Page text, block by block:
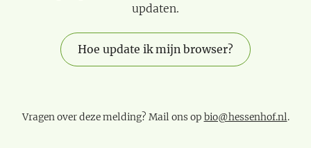
updaten.
Hoe update ik mijn browser?
Vragen over deze melding? Mail ons op bio@hessenhof.nl.